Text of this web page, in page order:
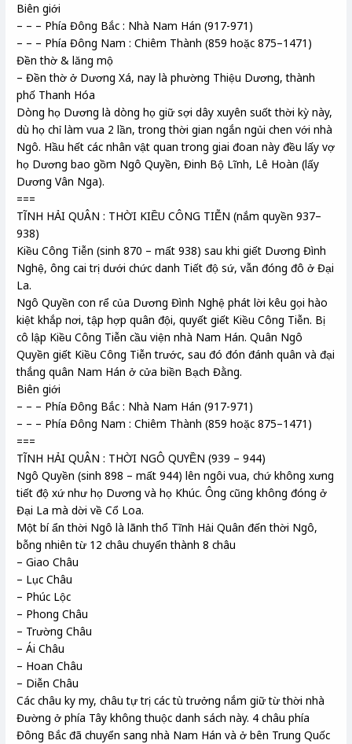
Biên giới
– – – Phía Đông Bắc : Nhà Nam Hán (917-971)
– – – Phía Đông Nam : Chiêm Thành (859 hoặc 875–1471)
Đền thờ & lăng mộ
– Đền thờ ở Dương Xá, nay là phường Thiệu Dương, thành
phố Thanh Hóa
Dòng họ Dương là dòng họ giữ sợi dây xuyên suốt thời kỳ này,
dù họ chỉ làm vua 2 lần, trong thời gian ngắn ngủi chen với nhà
Ngô. Hầu hết các nhân vật quan trong giai đoan này đều lấy vợ
họ Dương bao gồm Ngô Quyền, Đinh Bộ Lĩnh, Lê Hoàn (lấy
Dương Vân Nga).
===
TĨNH HẢI QUÂN : THỜI KIỀU CÔNG TIỄN (nắm quyền 937–
938)
Kiều Công Tiễn (sinh 870 – mất 938) sau khi giết Dương Đình
Nghệ, ông cai trị dưới chức danh Tiết độ sứ, vẫn đóng đô ở Đại
La.
Ngô Quyền con rể của Dương Đình Nghệ phát lời kêu gọi hào
kiệt khắp nơi, tập hợp quân đội, quyết giết Kiều Công Tiễn. Bị
cô lập Kiều Công Tiễn cầu viện nhà Nam Hán. Quân Ngô
Quyền giết Kiều Công Tiễn trước, sau đó đón đánh quân và đại
thắng quân Nam Hán ở cửa biền Bạch Đằng.
Biên giới
– – – Phía Đông Bắc : Nhà Nam Hán (917-971)
– – – Phía Đông Nam : Chiêm Thành (859 hoặc 875–1471)
===
TĨNH HẢI QUÂN : THỜI NGÔ QUYỀN (939 – 944)
Ngô Quyền (sinh 898 – mất 944) lên ngôi vua, chứ không xưng
tiết độ xứ như họ Dương và họ Khúc. Ông cũng không đóng ở
Đại La mà dời về Cổ Loa.
Một bí ẩn thời Ngô là lãnh thổ Tĩnh Hải Quân đến thời Ngô,
bỗng nhiên từ 12 châu chuyển thành 8 châu
– Giao Châu
– Lục Châu
– Phúc Lộc
– Phong Châu
– Trường Châu
– Ái Châu
– Hoan Châu
– Diễn Châu
Các châu ky my, châu tự trị các tù trưởng nắm giữ từ thời nhà
Đường ở phía Tây không thuộc danh sách này. 4 châu phía
Đông Bắc đã chuyển sang nhà Nam Hán và ở bên Trung Quốc